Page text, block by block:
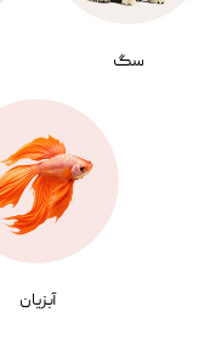
سگ
آبزیان